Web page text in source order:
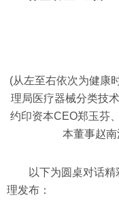
(从左至右依次为健康
理局医疗器械分类技
约印资本CEO郑玉芬
本董事赵
以下为圆桌对话
理发布：